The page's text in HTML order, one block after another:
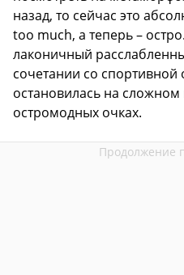
назад, то сейчас это
too much, а теперь –
лаконичный
сочетании со
остановилась на
остромодных очках.